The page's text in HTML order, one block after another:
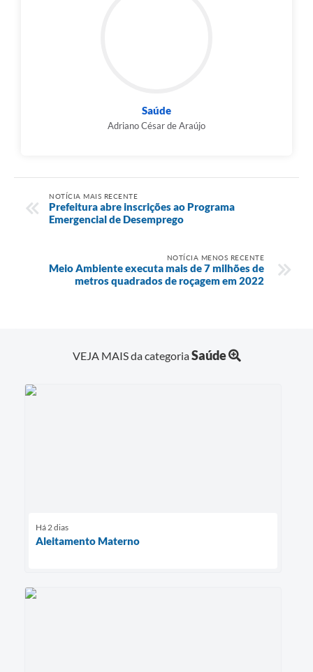
Saúde
Adriano César de Araújo
NOTÍCIA MAIS RECENTE
Prefeitura abre inscrições ao Programa
Emergencial de Desemprego
NOTÍCIA MENOS RECENTE
Meio Ambiente executa mais de 7 milhões de
metros quadrados de roçagem em 2022
VEJA MAIS da categoriaSaúde
Há 2 dias
Aleitamento Materno